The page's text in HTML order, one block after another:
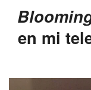
en mi